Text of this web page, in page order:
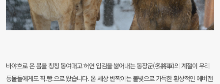
바야흐로 온 몸을 칭칭 동여매고 허연 입김을 뿜어내는 동장군(冬將軍)의 계절이 우리
동물들에게도 직.빵.으로 왔습니다. 온 세상 반짝이는 불빛으로 가득한 환상적인 에버랜